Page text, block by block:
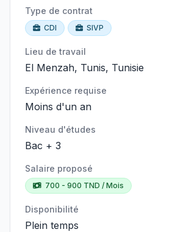
Type de contrat
CDI SIVP
Lieu de travail
El Menzah, Tunis, Tunisie
Expérience requise
Moins d'un an
Niveau d'études
Bac + 3
Salaire proposé
700 - 900 TND / Mois
Disponibilité
Plein temps